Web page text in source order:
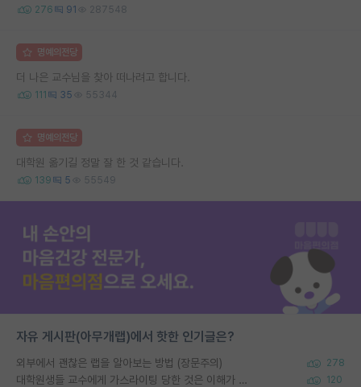
276 91 287548
명예의전당
더 나은 교수님을 찾아 떠나려고 합니다.
111 35 55344
명예의전당
대학원 옮기길 정말 잘 한 것 같습니다.
139 5 55549
자유 게시판(아무개랩)에서 핫한 인기글은?
외부에서 괜찮은 랩을 알아보는 방법 (장문주의) 278
대학원생들 교수에게 가스라이팅 당한 것은 이해가 갑니다. 안타깝네요. 120